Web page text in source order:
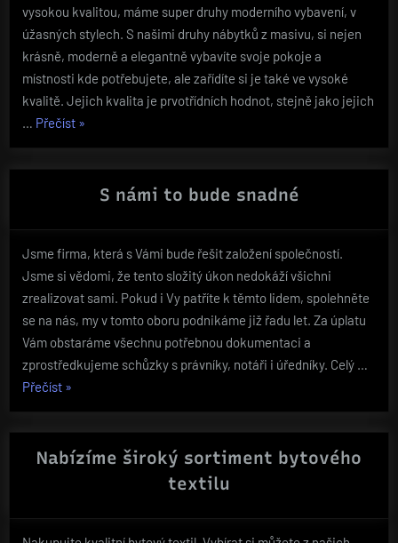
vysokou kvalitou, máme super druhy moderního vybavení, v
úžasných stylech. S našimi druhy nábytků z masivu, si nejen
krásně, moderně a elegantně vybavíte svoje pokoje a
místnosti kde potřebujete, ale zařídíte si je také ve vysoké
kvalitě. Jejich kvalita je prvotřídních hodnot, stejně jako jejich
… Přečíst„Skvělé,
a
kvalitní
»
S námi to bude snadné
Jsme firma, která s Vámi bude řešit založení společností.
Jsme si vědomi, že tento složitý úkon nedokáží všichni
zrealizovat sami. Pokud i Vy patříte k těmto lidem, spolehněte
se na nás, my v tomto oboru podnikáme již řadu let. Za úplatu
Vám obstaráme všechnu potřebnou dokumentaci a
zprostředkujeme schůzky s právníky, notáři i úředníky. Celý …
Přečíst„S
to
bude
»
Nabízíme široký sortiment bytového
textilu